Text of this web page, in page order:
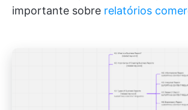
importante sobre relatórios